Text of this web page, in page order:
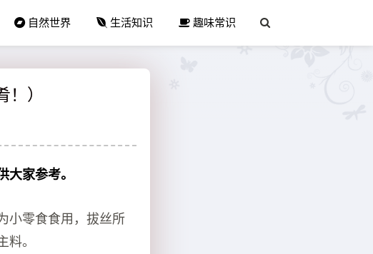
自然世界 生活知识 趣味常识
）
家参考。
小零食食用，拔丝所
料。